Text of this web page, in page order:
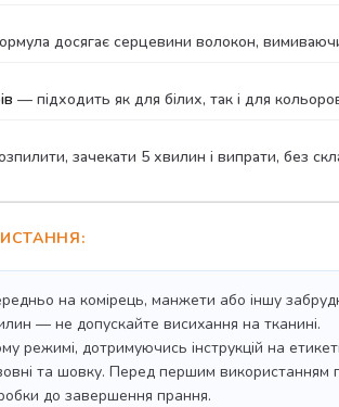
досягає серцевини волокон,
— підходить як для білих, так і для
зачекати 5 хвилин і випрати, без
на комірець, манжети або іншу
— не допускайте висихання на тканині.
режимі, дотримуючись інструкцій на
та шовку. Перед першим використанням
до завершення прання.